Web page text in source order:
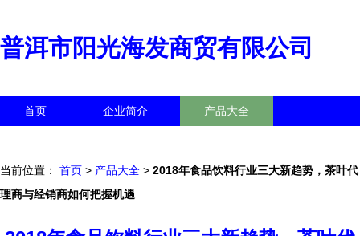
普洱市阳光海发商贸有限公司
首页 企业简介 产品大全
当前位置： 首页 > 产品大全 > 2018年食品饮料行业三大新趋势，茶叶代
理商与经销商如何把握机遇